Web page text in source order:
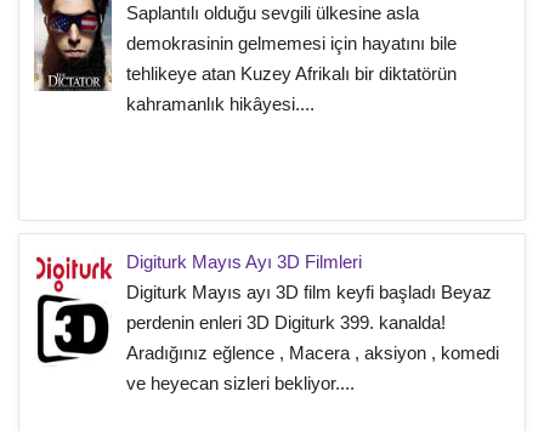
Saplantılı olduğu sevgili ülkesine asla
demokrasinin gelmemesi için hayatını bile
tehlikeye atan Kuzey Afrikalı bir diktatörün
kahramanlık hikâyesi....
Digiturk Mayıs Ayı 3D Filmleri
Digiturk Mayıs ayı 3D film keyfi başladı Beyaz
perdenin enleri 3D Digiturk 399. kanalda!
Aradığınız eğlence , Macera , aksiyon , komedi
ve heyecan sizleri bekliyor....